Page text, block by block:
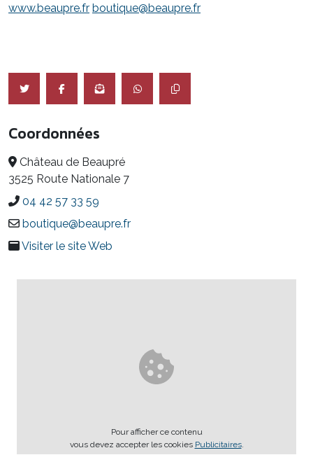
www.beaupre.fr boutique@beaupre.fr
Coordonnées
Château de Beaupré
3525 Route Nationale 7
04 42 57 33 59
boutique@beaupre.fr
Visiter le site Web
Pour afficher ce contenu
vous devez accepter les cookies Publicitaires.